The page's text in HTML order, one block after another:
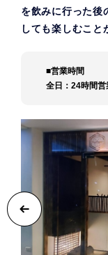
を飲みに行った後
しても楽しむこと
■営業時間
全日：24時間